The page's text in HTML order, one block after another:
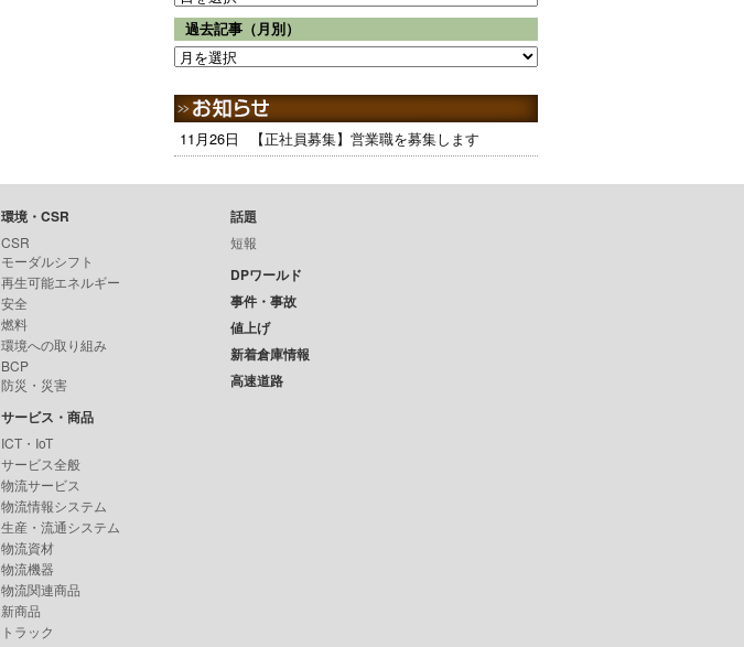
過去記事（月別）
11月26日 【正社員募集】営業職を募集します
環境・CSR
CSR
モーダルシフト
再生可能エネルギー
安全
燃料
環境への取り組み
BCP
防災・災害
サービス・商品
ICT・IoT
サービス全般
物流サービス
物流情報システム
生産・流通システム
物流資材
物流機器
物流関連商品
新商品
トラック
話題
短報
DPワールド
事件・事故
値上げ
新着倉庫情報
高速道路